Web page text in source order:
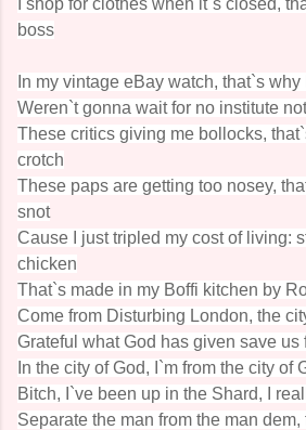
boss
In my vintage eBay watch, that`s
Weren`t gonna wait for no institute
These critics giving me bollocks,
crotch
These paps are getting too nosey,
snot
Cause I just tripled my cost of living:
chicken
That`s made in my Boffi kitchen by
Come from Disturbing London, the
Grateful what God has given save us
In the city of God, I`m from the city of
Bitch, I`ve been up in the Shard, I
Separate the man from the man dem,